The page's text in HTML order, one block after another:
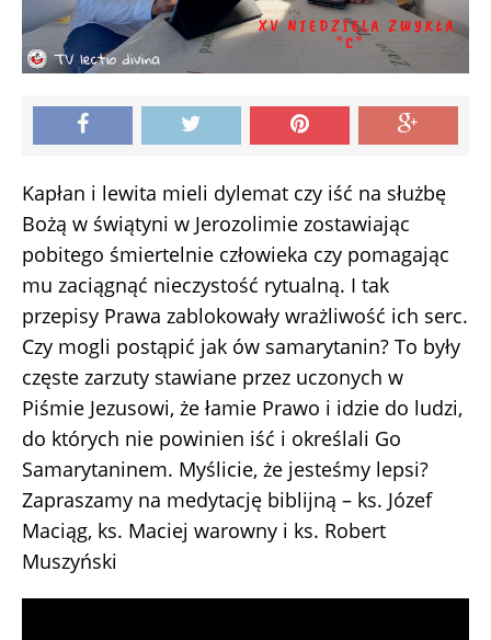
Kapłan i lewita mieli dylemat czy iść na służbę
Bożą w świątyni w Jerozolimie zostawiając
pobitego śmiertelnie człowieka czy pomagając
mu zaciągnąć nieczystość rytualną. I tak
przepisy Prawa zablokowały wrażliwość ich serc.
Czy mogli postąpić jak ów samarytanin? To były
częste zarzuty stawiane przez uczonych w
Piśmie Jezusowi, że łamie Prawo i idzie do ludzi,
do których nie powinien iść i określali Go
Samarytaninem. Myślicie, że jesteśmy lepsi?
Zapraszamy na medytację biblijną – ks. Józef
Maciąg, ks. Maciej warowny i ks. Robert
Muszyński